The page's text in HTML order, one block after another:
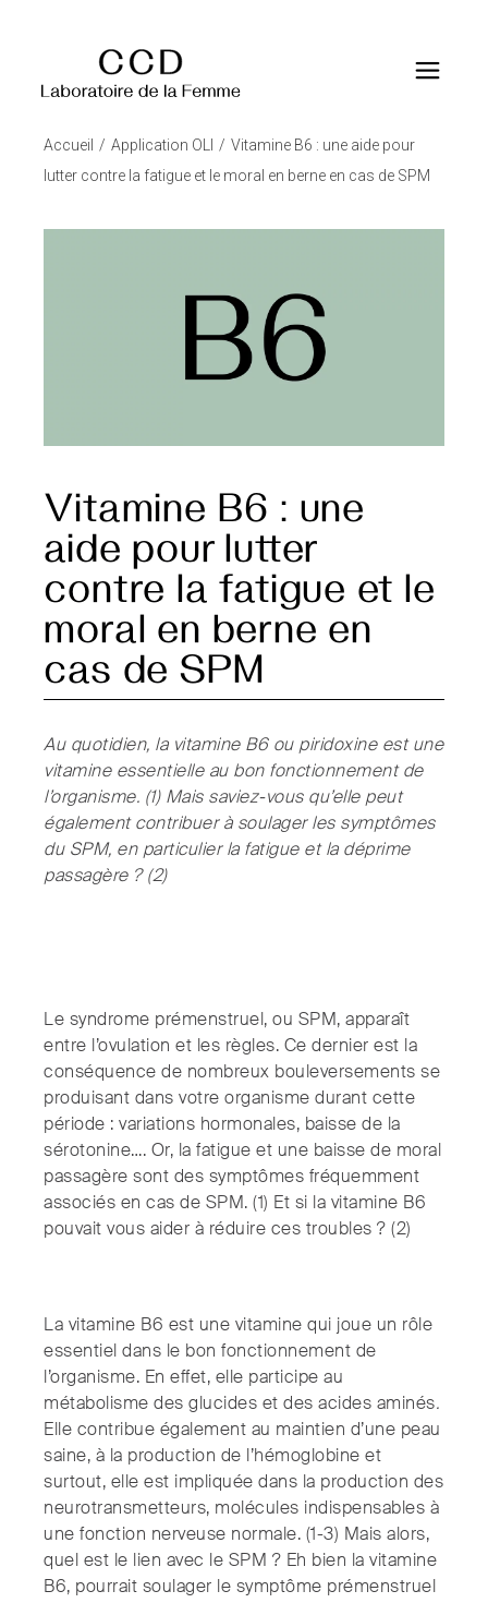
Accueil Application OLI
Vitamine B6 : une aide pour
lutter contre la fatigue et le moral en berne en cas de SPM
Vitamine B6 : une
aide pour lutter
contre la fatigue et le
moral en berne en
cas de SPM
Au quotidien, la vitamine B6 ou piridoxine est une
vitamine essentielle au bon fonctionnement de
l’organisme. (1) Mais saviez-vous qu’elle peut
également contribuer à soulager les symptômes
du SPM, en particulier la fatigue et la déprime
passagère ? (2)
Le syndrome prémenstruel, ou SPM, apparaît
entre l’ovulation et les règles. Ce dernier est la
conséquence de nombreux bouleversements se
produisant dans votre organisme durant cette
période : variations hormonales, baisse de la
sérotonine…. Or, la fatigue et une baisse de moral
passagère sont des symptômes fréquemment
associés en cas de SPM. (1) Et si la vitamine B6
pouvait vous aider à réduire ces troubles ? (2)
La vitamine B6 est une vitamine qui joue un rôle
essentiel dans le bon fonctionnement de
l’organisme. En effet, elle participe au
métabolisme des glucides et des acides aminés.
Elle contribue également au maintien d’une peau
saine, à la production de l’hémoglobine et
surtout, elle est impliquée dans la production des
neurotransmetteurs, molécules indispensables à
une fonction nerveuse normale. (1-3) Mais alors,
quel est le lien avec le SPM ? Eh bien la vitamine
B6, pourrait soulager le symptôme prémenstruel